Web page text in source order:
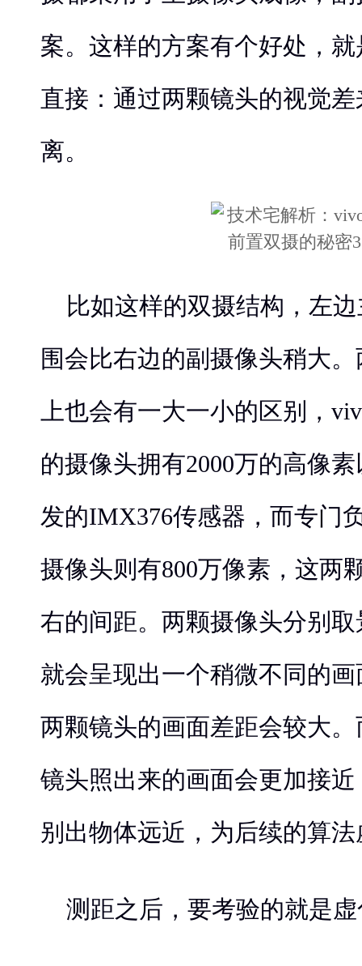
案。这样的方案有个好处，
直接：通过两颗镜头的视觉
离。
比如这样的双摄结构，左
围会比右边的副摄像头稍大
上也会有一大一小的区别，
的摄像头拥有2000万的高像
发的IMX376传感器，而专门
摄像头则有800万像素，这两
右的间距。两颗摄像头分别
就会呈现出一个稍微不同的
两颗镜头的画面差距会较大
镜头照出来的画面会更加接
别出物体远近，为后续的算
测距之后，要考验的就是